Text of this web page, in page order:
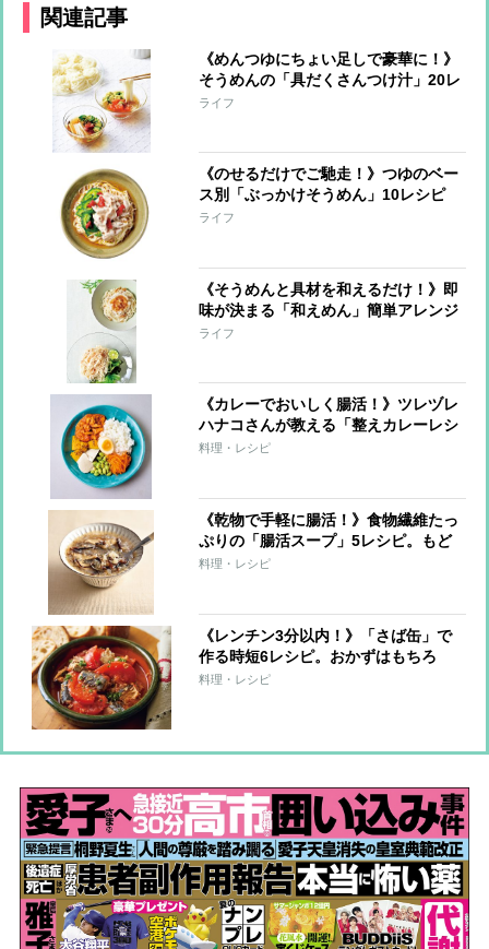
関連記事
《めんつゆにちょい足しで豪華に！》
そうめんの「具だくさんつけ汁」20レ
シピ！和洋、エスニックとバリエいろ
ライフ
《のせるだけでご馳走！》つゆのベー
ス別「ぶっかけそうめん」10レシピ
ライフ
《そうめんと具材を和えるだけ！》即
味が決まる「和えめん」簡単アレンジ
10レシピ！
ライフ
《カレーでおいしく腸活！》ツレヅレ
ハナコさんが教える「整えカレーレシ
ピ」手軽な“仕込みおき”で栄養価アッ
料理・レシピ
《乾物で手軽に腸活！》食物繊維たっ
ぷりの「腸活スープ」5レシピ。もど
し汁もだしに活用！
料理・レシピ
《レンチン3分以内！》「さば缶」で
作る時短6レシピ。おかずはもちろ
ん、サンドもごはん系もおまかせ！
料理・レシピ